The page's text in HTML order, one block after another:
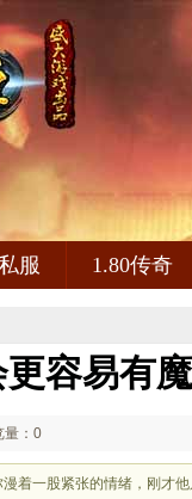
服 1.80传奇
容易有
量：0
着一股紧张的情绪，刚才